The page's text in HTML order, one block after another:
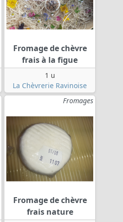
Fromage de chèvre
frais à la figue
1 u
La Chèvrerie Ravinoise
Fromages
Fromage de chèvre
frais nature